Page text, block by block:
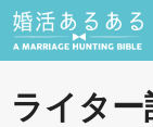
ライター